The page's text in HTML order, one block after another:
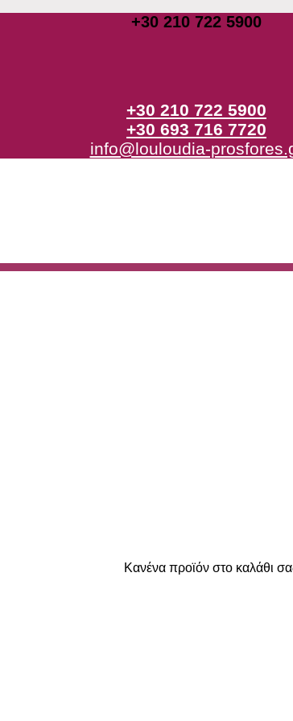
+30 210 722 5900
+30 210 722 5900
+30 693 716 7720
info@louloudia-
Κανένα προϊόν στο καλάθι